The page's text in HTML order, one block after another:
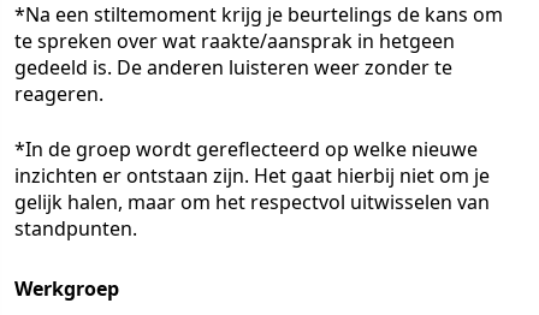
*Na een stiltemoment krijg je beurtelings de kans om
te spreken over wat raakte/aansprak in hetgeen
gedeeld is. De anderen luisteren weer zonder te
reageren.
*In de groep wordt gereflecteerd op welke nieuwe
inzichten er ontstaan zijn. Het gaat hierbij niet om je
gelijk halen, maar om het respectvol uitwisselen van
standpunten.
Werkgroep